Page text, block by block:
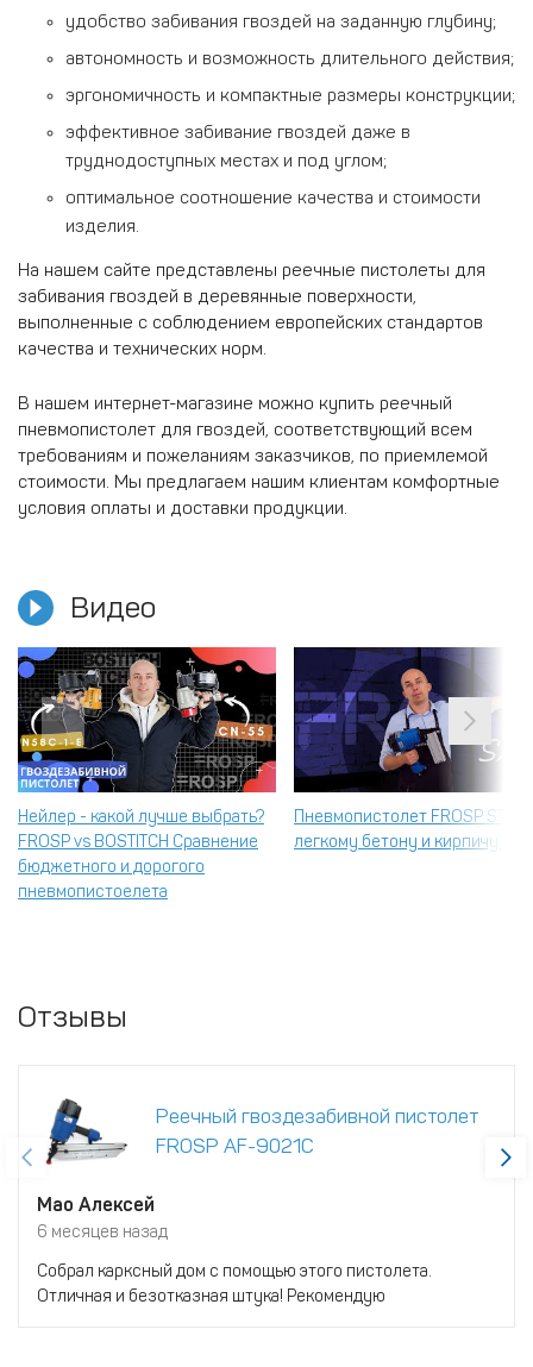
Видео
Нейлер - какой лучше выбрать?
FROSP vs BOSTITCH Сравнение
бюджетного и дорогого
пневмопистоелета
Пневмопистолет FROSP ST64
легкому бетону и кирпичу.
удобство забивания гвоздей на заданную глубину;
автономность и возможность длительного действия;
эргономичность и компактные размеры конструкции;
эффективное забивание гвоздей даже в
труднодоступных местах и под углом;
оптимальное соотношение качества и стоимости
изделия.
На нашем сайте представлены реечные пистолеты для
забивания гвоздей в деревянные поверхности,
выполненные с соблюдением европейских стандартов
качества и технических норм.
В нашем интернет-магазине можно купить реечный
пневмопистолет для гвоздей, соответствующий всем
требованиям и пожеланиям заказчиков, по приемлемой
стоимости. Мы предлагаем нашим клиентам комфортные
условия оплаты и доставки продукции.
Отзывы
Реечный гвоздезабивной пистолет
FROSP AF-9021C
Мао Алексей
6 месяцев назад
Собрал карксный дом с помощью этого пистолета.
Отличная и безотказная штука! Рекомендую